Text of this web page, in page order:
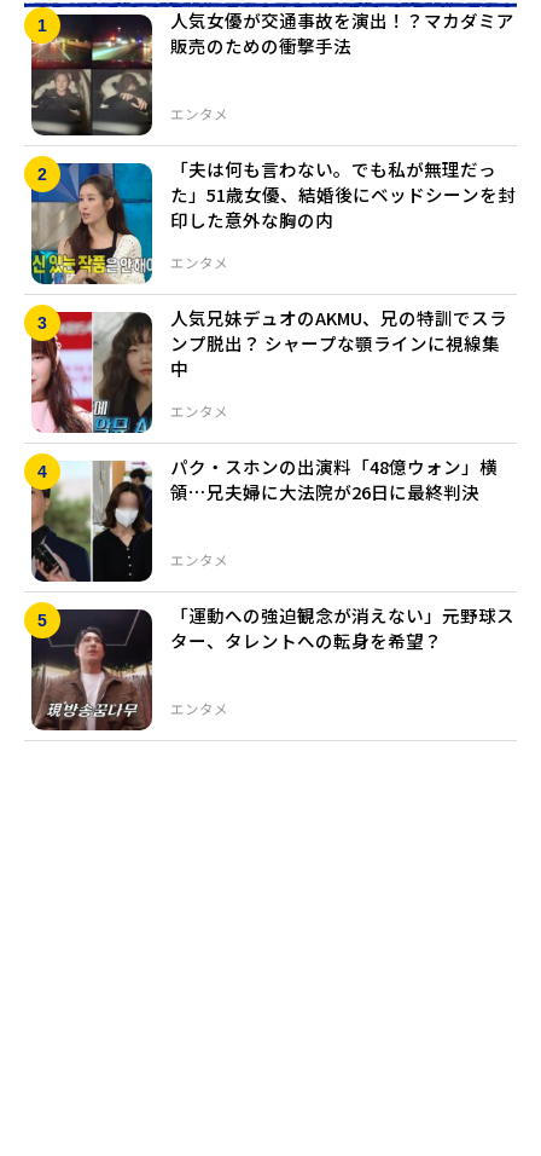
エンタメ
人気女優が交通事故を演出！？マカダミア
販売のための衝撃手法
エンタメ
「夫は何も言わない。でも私が無理だっ
た」51歳女優、結婚後にベッドシーンを封
印した意外な胸の内
エンタメ
人気兄妹デュオのAKMU、兄の特訓でスラ
ンプ脱出？ シャープな顎ラインに視線集
中
エンタメ
パク・スホンの出演料「48億ウォン」横
領⋯兄夫婦に大法院が26日に最終判決
エンタメ
「運動への強迫観念が消えない」元野球ス
ター、タレントへの転身を希望？